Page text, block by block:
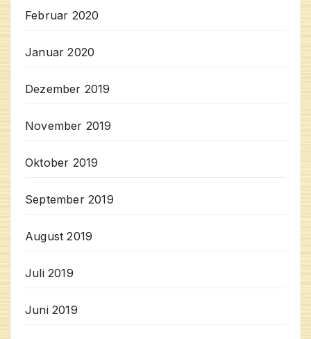
Februar 2020
Januar 2020
Dezember 2019
November 2019
Oktober 2019
September 2019
August 2019
Juli 2019
Juni 2019